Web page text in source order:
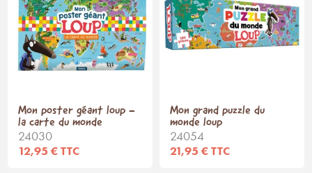
Mon poster géant loup -
la carte du monde
24030
12,95 € TTC
Mon grand puzzle du
monde loup
24054
21,95 € TTC